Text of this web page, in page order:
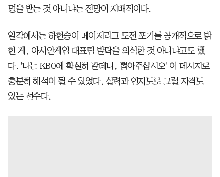
명을 받는 것 아니냐는 전망이 지배적이다.
일각에서는 하현승이 메이저리그 도전 포기를 공개적으로 밝
힌 게, 아시안게임 대표팀 발탁을 의식한 것 아니냐고도 했
다. '나는 KBO에 확실히 갈테니, 뽑아주십시오' 이 메시지로
충분히 해석이 될 수 있었다. 실력과 인지도로 그럴 자격도
있는 선수다.